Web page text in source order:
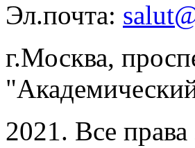
Эл.почта:
г.Москва,
2021. Все